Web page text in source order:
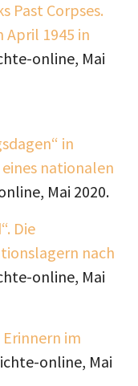
Past Corpses.
April 1945 in
online, Mai
in
nationalen
Mai 2020.
Die
nach
online, Mai
Erinnern im
online, Mai